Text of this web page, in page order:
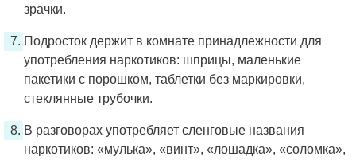
зрачки.
Подросток держит в комнате принадлежности для
употребления наркотиков: шприцы, маленькие
пакетики с порошком, таблетки без маркировки,
стеклянные трубочки.
В разговорах употребляет сленговые названия
наркотиков: «мулька», «винт», «лошадка», «соломка»,